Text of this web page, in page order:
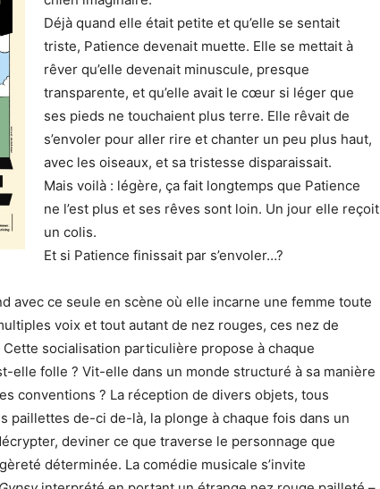
Déjà quand elle était petite et qu’elle se sentait
triste, Patience devenait muette. Elle se mettait à
rêver qu’elle devenait minuscule, presque
transparente, et qu’elle avait le cœur si léger que
ses pieds ne touchaient plus terre. Elle rêvait de
s’envoler pour aller rire et chanter un peu plus haut,
avec les oiseaux, et sa tristesse disparaissait.
Mais voilà : légère, ça fait longtemps que Patience
ne l’est plus et ses rêves sont loin. Un jour elle reçoit
un colis.
Et si Patience finissait par s’envoler…?
avec ce seule en scène où elle incarne une femme toute
voix et tout autant de nez rouges, ces nez de
socialisation particulière propose à chaque
elle folle ? Vit-elle dans un monde structuré à sa manière
conventions ? La réception de divers objets, tous
paillettes de-ci de-là, la plonge à chaque fois dans un
deviner ce que traverse le personnage que
déterminée. La comédie musicale s’invite